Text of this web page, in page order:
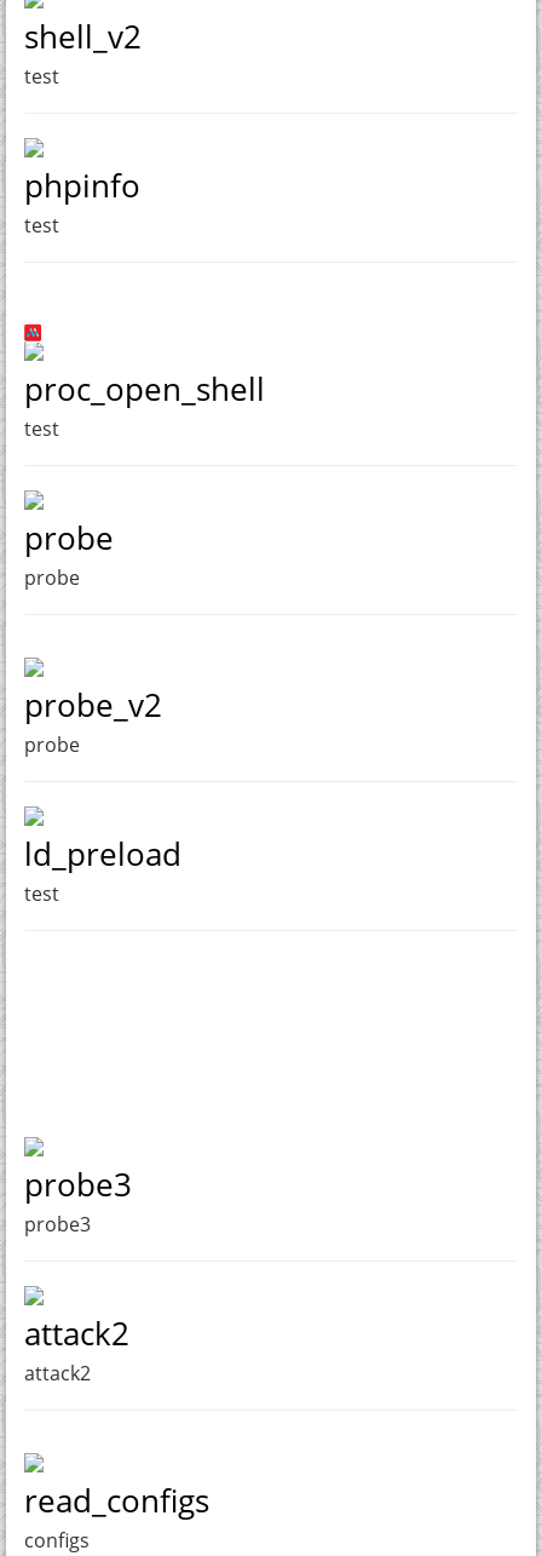
shell_v2
test
phpinfo
test
proc_open_shell
test
probe
probe
probe_v2
probe
ld_preload
test
probe3
probe3
attack2
attack2
read_configs
configs